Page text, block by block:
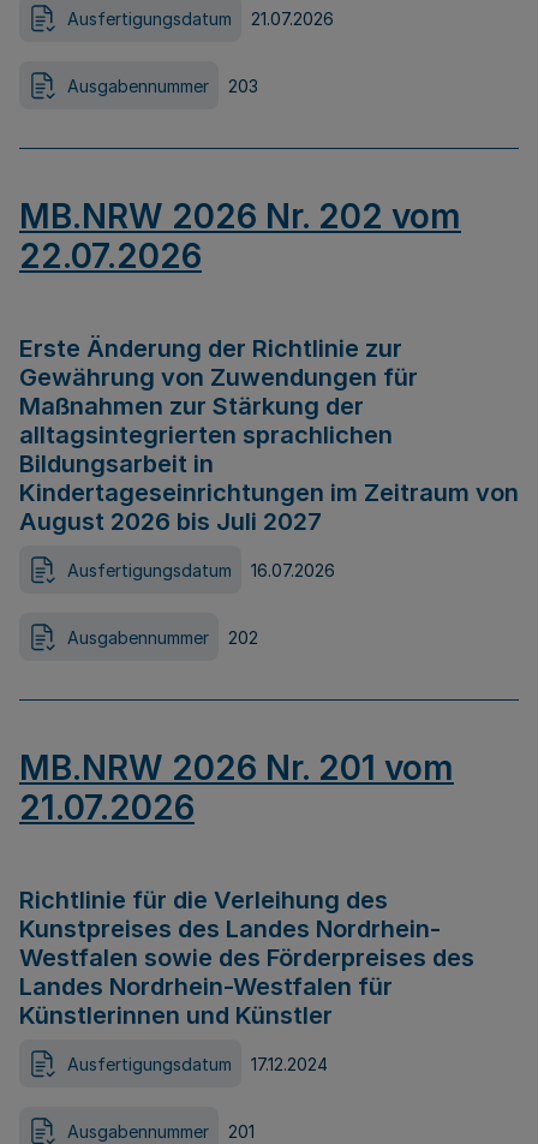
Ausfertigungsdatum 21.07.2026
Ausgabennummer 203
MB.NRW 2026 Nr. 202 vom
22.07.2026
Erste Änderung der Richtlinie zur
Gewährung von Zuwendungen für
Maßnahmen zur Stärkung der
alltagsintegrierten sprachlichen
Bildungsarbeit in
Kindertageseinrichtungen im Zeitraum von
August 2026 bis Juli 2027
Ausfertigungsdatum 16.07.2026
Ausgabennummer 202
MB.NRW 2026 Nr. 201 vom
21.07.2026
Richtlinie für die Verleihung des
Kunstpreises des Landes Nordrhein-
Westfalen sowie des Förderpreises des
Landes Nordrhein-Westfalen für
Künstlerinnen und Künstler
Ausfertigungsdatum 17.12.2024
Ausgabennummer 201